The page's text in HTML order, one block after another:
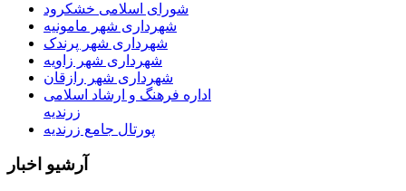
شورای اسلامی خشکرود
شهرداری شهر مامونیه
شهرداری شهر پرندک
شهرداری شهر زاویه
شهرداری شهر رازقان
اداره فرهنگ و ارشاد اسلامی
زرندیه
پورتال جامع زرندیه
آرشیو اخبار